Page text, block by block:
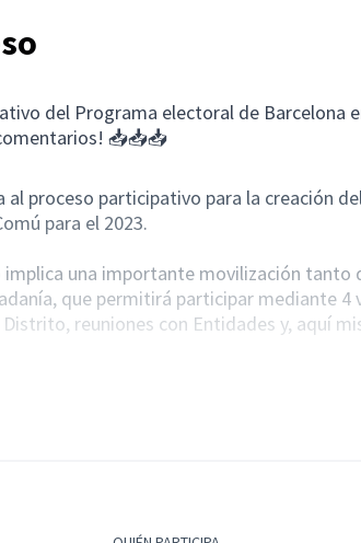
del Programa electoral de Barcelona
📥📥📥
al proceso participativo para la creación
para el 2023.
una importante movilización tanto
que permitirá participar mediante 4
reuniones con Entidades y, aquí